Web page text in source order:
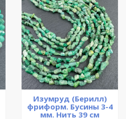
Изумруд (Берилл)
фриформ. Бусины 3-4
мм. Нить 39 см